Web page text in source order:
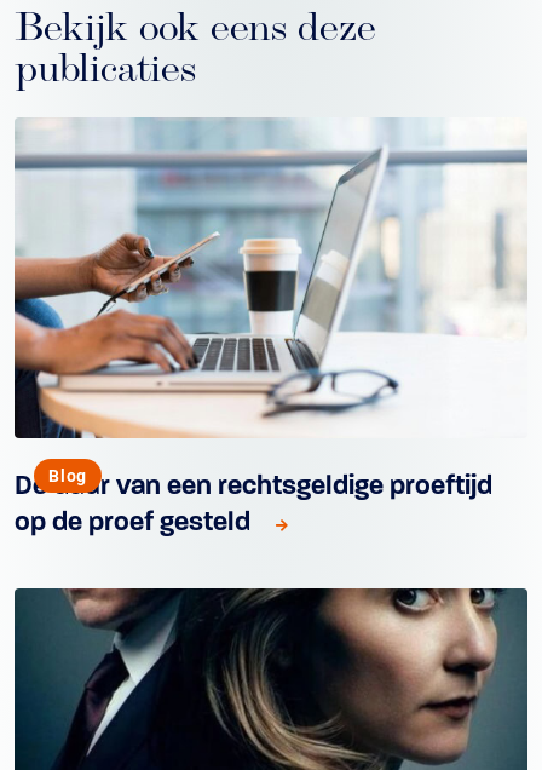
Bekijk ook eens deze
publicaties
Blog
De duur van een rechtsgeldige proeftijd
op de proef gesteld